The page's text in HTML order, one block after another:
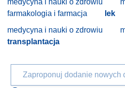
medycyna i nauki o zdrowiu
farmakologia i farmacja
lek
medycyna i nauki o zdrowiu
transplantacja
Zaproponuj dodanie nowych